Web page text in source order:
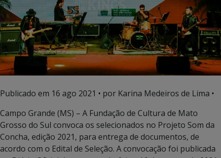
Publicado em 16 ago 2021 • por Karina Medeiros de Lima •
Campo Grande (MS) – A Fundação de Cultura de Mato
Grosso do Sul convoca os selecionados no Projeto Som da
Concha, edição 2021, para entrega de documentos, de
acordo com o Edital de Seleção. A convocação foi publicada